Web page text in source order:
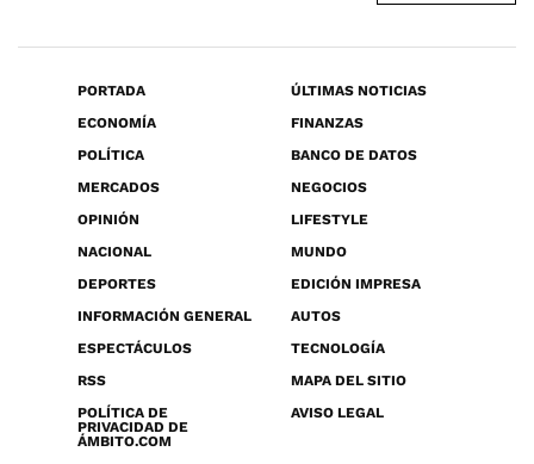
PORTADA
ÚLTIMAS NOTICIAS
ECONOMÍA
FINANZAS
POLÍTICA
BANCO DE DATOS
MERCADOS
NEGOCIOS
OPINIÓN
LIFESTYLE
NACIONAL
MUNDO
DEPORTES
EDICIÓN IMPRESA
INFORMACIÓN GENERAL
AUTOS
ESPECTÁCULOS
TECNOLOGÍA
RSS
MAPA DEL SITIO
POLÍTICA DE
PRIVACIDAD DE
ÁMBITO.COM
AVISO LEGAL